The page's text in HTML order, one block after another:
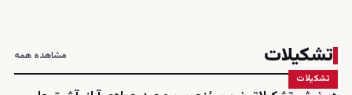
تشکیلات مشاهده همه
تشکیلات